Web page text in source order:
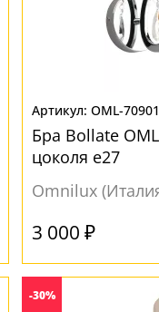
OML-
Бра Bollate
цоколя e27
Omnilux
3 000 ₽
-30%